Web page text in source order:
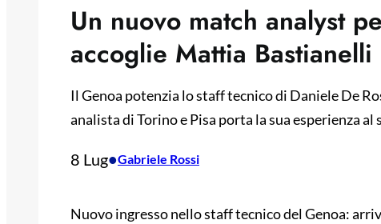
Un nuovo match analyst
accoglie Mattia Bastianelli
Il Genoa potenzia lo staff tecnico di Daniele De
analista di Torino e Pisa porta la sua esperienza
8 Lug•Gabriele Rossi
Nuovo ingresso nello staff tecnico del Genoa: